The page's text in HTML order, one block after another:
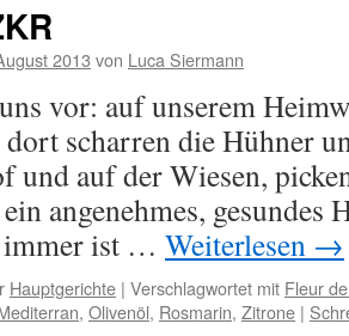
2013 von Luca Siermann
vor: auf unserem
scharren die Hühner
und auf der Wiesen,
angenehmes, gesundes
immer ist … Weiterlesen →
Hauptgerichte | Verschlagwortet mit Fleur
, Olivenöl, Rosmarin, Zitrone |